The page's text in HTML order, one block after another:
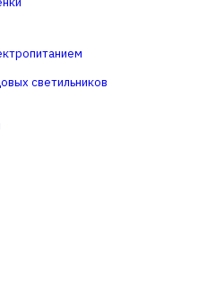
светильников